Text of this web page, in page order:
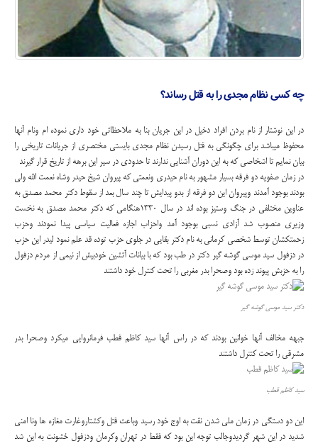
چه کسی نظام مجدی را به قتل رساند؟
در این نوشتار از نام بردن افراد دخیل در این جریان بنا به ملاحظاتی خود داری نموده ام ونام آنها
محفوظ میباشد برای چگونگی به قتل رسیدن نظام مجدی بایستی مختصری از جریانات تاریخی را
بیان نمایم تا اشخاصی که به این دوران آشنایی ندارند تا حدودی در سیر این برهه از تاریخ قرار گیرند
در زمان صفویه دو فرقه بسیار مشهور به نام حیدری ونعمتی که پیروان شیخ حیدر وشاه نعمت الله ولی
بودند بوجود آمدند وپیروان این دو فرقه از بدو پیدایش تا چند سال بعد از سقوط دکتر محمد مصدق به
عناوین مختلفی در جنگ وستیز بوده اند در سال 1330هنگامی که دکتر محمد مصدق به نخست
وزیری منصوب شد آزادی نسبی بوجود آمد واحزاب اجازه فعالیت سیاسی پیدا نمودند وحزب
زحمتکشان توسط شخصی کرمانی به نام دکتر بقایی در جلوی حزب توده قد علم نمود لیدر این حزب
در دزفول سید موسی گوشه گیر دکتر در طب بود که با بیانات آتشین خودبیش از نیمی از مردم دزفول
را به حزبش پیوند زده بود وصحرا بدر مغربی را تحت کنترل خود داشتند
دکتر سید موسی گوشه گیر
جبهه مخالف آنها خوانین بودند که در راس آنها سید کاظم قطب فرمانروایی میکرد وصحرا بدر
مشرقی را تحت کنترل داشتند
سید کاظم قطب
این دو دستگی در زمان ملی شدن نقت به اوج خود رسید وباعث قتل وکشتاروغارت مغازه ها ونا امنی
شدید در این شهر گردیدوجالب توجه این بود که فقط در تهران وکرمان ودزفول خشونت به این شد